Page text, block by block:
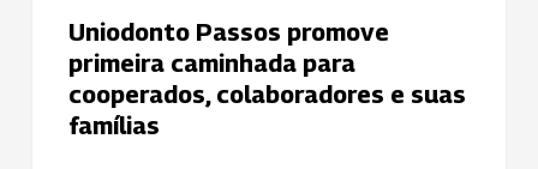
Uniodonto Passos promove
primeira caminhada para
cooperados, colaboradores e suas
famílias